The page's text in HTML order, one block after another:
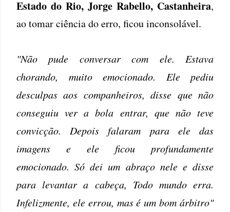
Estado do Rio, Jorge Rabello, Castanheira,
ao tomar ciência do erro, ficou inconsolável.
"Não pude conversar com ele. Estava
chorando, muito emocionado. Ele pediu
desculpas aos companheiros, disse que não
conseguiu ver a bola entrar, que não teve
convicção. Depois falaram para ele das
imagens e ele ficou profundamente
emocionado. Só dei um abraço nele e disse
para levantar a cabeça, Todo mundo erra.
Infelizmente, ele errou, mas é um bom árbitro"